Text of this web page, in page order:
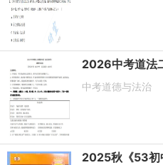
中考道德与法治